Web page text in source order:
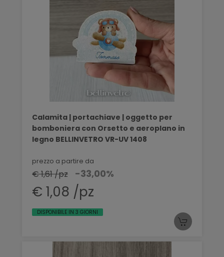
Calamita | portachiave | oggetto per
bomboniera con Orsetto e aeroplano in
legno BELLINVETRO VR-UV 1408
prezzo a partire da
€ 1,61 /pz -33,00%
€ 1,08 /pz
DISPONIBILE IN 3 GIORNI